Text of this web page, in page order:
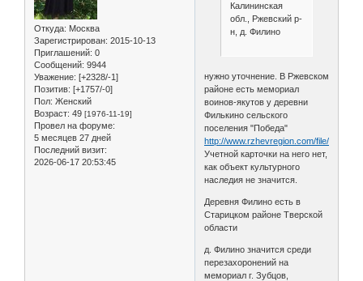
Откуда: Москва
Зарегистрирован: 2015-10-13
Приглашений: 0
Сообщений: 9944
Уважение: [+2328/-1]
Позитив: [+1757/-0]
Пол: Женский
Возраст: 49 [1976-11-19]
Провел на форуме:
5 месяцев 27 дней
Последний визит:
2026-06-17 20:53:45
Калининская
обл., Ржевский р-
н, д. Филино
нужно уточнение. В Ржевском
районе есть мемориал
воинов-якутов у деревни
Филькино сельского
поселения "Победа"
http://www.rzhevregion.com/file/1279
Учетной карточки на него нет,
как объект культурного
наследия не значится.
Деревня Филино есть в
Старицком районе Тверской
области
д. Филино значится среди
перезахоронений на
мемориал г. Зубцов,